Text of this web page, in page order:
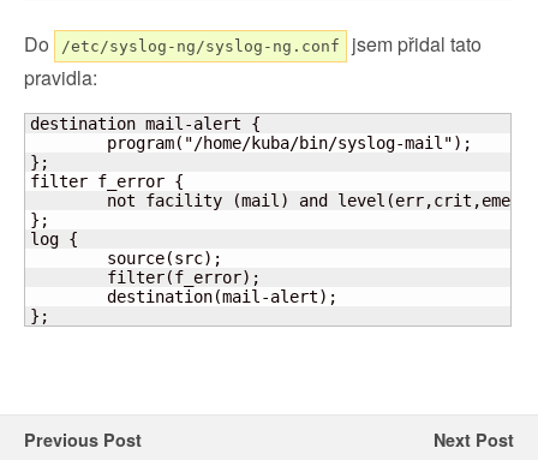
Do /etc/syslog-ng/syslog-ng.conf
jsem přidal tato
pravidla:
destination mail-alert {
};
filter f_error {
};
log {
};
Previous Post Next Post